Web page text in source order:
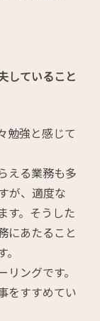
していること
勉強と感じて
える業務も多
が、適度な
す。そうした
にあたること
ングです。
をすすめてい